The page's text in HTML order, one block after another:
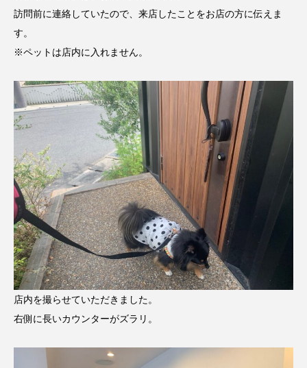
訪問前に連絡していたので、来店したことをお店の方に伝えま
す。
※ペットは店内に入れません。
店内を撮らせていただきました。
右側に長いカウンターがズラリ。